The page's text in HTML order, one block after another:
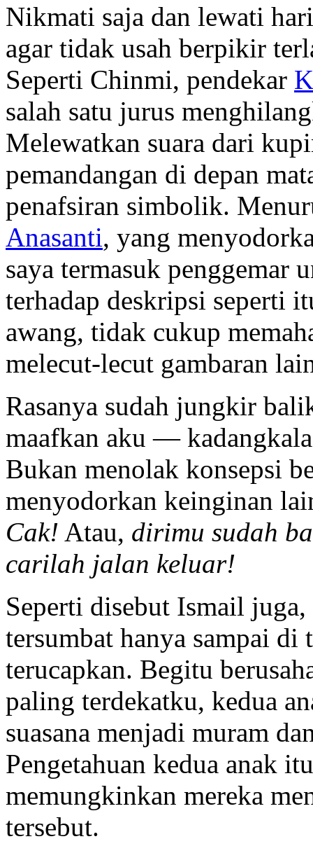
Nikmati saja dan lewati
agar tidak usah berpikir
Seperti Chinmi, pendekar
salah satu jurus
Melewatkan suara dari
pemandangan di depan
penafsiran simbolik.
Anasanti, yang
saya termasuk penggemar
terhadap deskripsi seperti
awang, tidak cukup
melecut-lecut gambaran
Rasanya sudah jungkir
maafkan aku —
Bukan menolak konsepsi
menyodorkan keinginan
Cak! Atau, dirimu sudah
carilah jalan keluar!
Seperti disebut Ismail
tersumbat hanya sampai
terucapkan. Begitu
paling terdekatku, kedua
suasana menjadi muram
Pengetahuan kedua anak
memungkinkan mereka
tersebut.